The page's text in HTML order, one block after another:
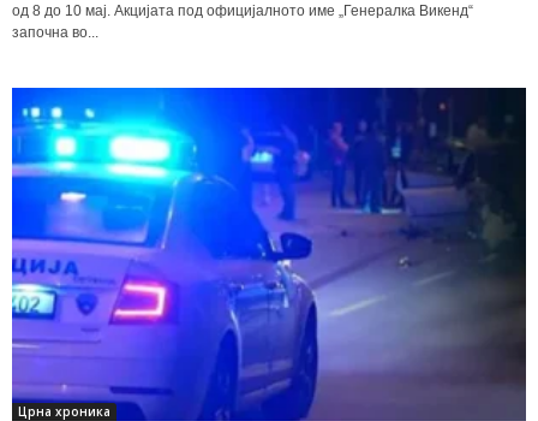
од 8 до 10 мај. Акцијата под официјалното име „Генералка Викенд“
започна во...
Црна хроника